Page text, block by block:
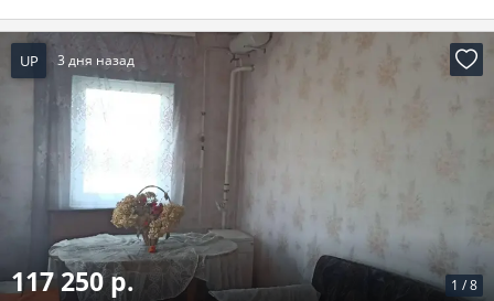
UP 3 дня назад
1 /8
117 250 р.